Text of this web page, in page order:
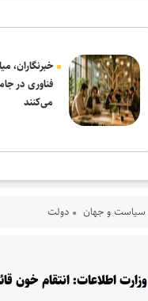
خبرنگاران،
فناوری در
می‌کنند
سیاست و جهان دولت
وزارت اطلاعات: انتقام خون